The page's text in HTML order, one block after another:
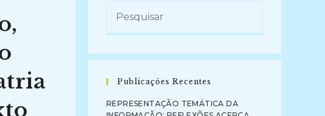
Publicações Recentes
REPRESENTAÇÃO TEMÁTICA DA